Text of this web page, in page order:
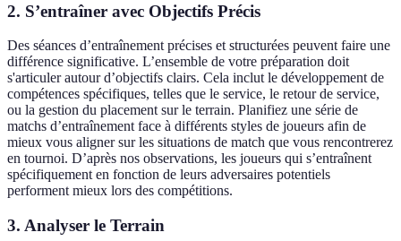
2. S’entraîner avec Objectifs Précis
Des séances d’entraînement précises et structurées peuvent faire une
différence significative. L’ensemble de votre préparation doit
s'articuler autour d’objectifs clairs. Cela inclut le développement de
compétences spécifiques, telles que le service, le retour de service,
ou la gestion du placement sur le terrain. Planifiez une série de
matchs d’entraînement face à différents styles de joueurs afin de
mieux vous aligner sur les situations de match que vous rencontrerez
en tournoi. D’après nos observations, les joueurs qui s’entraînent
spécifiquement en fonction de leurs adversaires potentiels
performent mieux lors des compétitions.
3. Analyser le Terrain